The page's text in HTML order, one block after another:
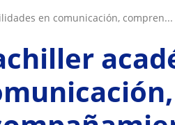
en comunicación, compren...